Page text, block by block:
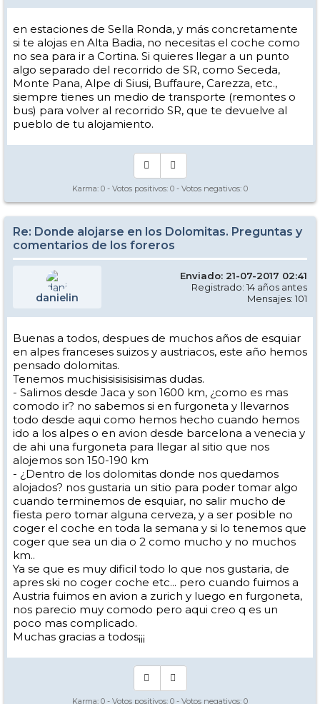
en estaciones de Sella Ronda, y más concretamente
si te alojas en Alta Badia, no necesitas el coche como
no sea para ir a Cortina. Si quieres llegar a un punto
algo separado del recorrido de SR, como Seceda,
Monte Pana, Alpe di Siusi, Buffaure, Carezza, etc.,
siempre tienes un medio de transporte (remontes o
bus) para volver al recorrido SR, que te devuelve al
pueblo de tu alojamiento.
Karma: 0 - Votos positivos: 0 - Votos negativos: 0
Re: Donde alojarse en los Dolomitas. Preguntas y
comentarios de los foreros
danielin
Enviado: 21-07-2017 02:41
Registrado: 14 años antes
Mensajes: 101
Buenas a todos, despues de muchos años de esquiar
en alpes franceses suizos y austriacos, este año hemos
pensado dolomitas.
Tenemos muchisisisisisisimas dudas.
- Salimos desde Jaca y son 1600 km, ¿como es mas
comodo ir? no sabemos si en furgoneta y llevarnos
todo desde aqui como hemos hecho cuando hemos
ido a los alpes o en avion desde barcelona a venecia y
de ahi una furgoneta para llegar al sitio que nos
alojemos son 150-190 km
- ¿Dentro de los dolomitas donde nos quedamos
alojados? nos gustaria un sitio para poder tomar algo
cuando terminemos de esquiar, no salir mucho de
fiesta pero tomar alguna cerveza, y a ser posible no
coger el coche en toda la semana y si lo tenemos que
coger que sea un dia o 2 como mucho y no muchos
km..
Ya se que es muy dificil todo lo que nos gustaria, de
apres ski no coger coche etc... pero cuando fuimos a
Austria fuimos en avion a zurich y luego en furgoneta,
nos parecio muy comodo pero aqui creo q es un
poco mas complicado.
Muchas gracias a todos¡¡¡
Karma: 0 - Votos positivos: 0 - Votos negativos: 0